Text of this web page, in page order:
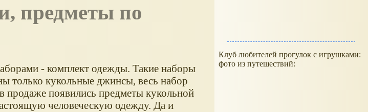
- комплект одежды. Такие наборы
только кукольные джинсы, весь набор
продаже появились предметы кукольной
человеческую одежду. Да и
Клуб любителей прогулок с игрушками:
фото из путешествий: